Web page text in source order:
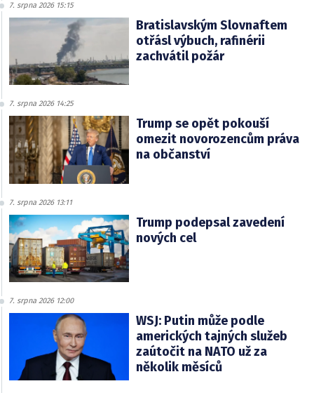
7. srpna 2026 15:15
Bratislavským Slovnaftem
otřásl výbuch, rafinérii
zachvátil požár
7. srpna 2026 14:25
Trump se opět pokouší
omezit novorozencům práva
na občanství
7. srpna 2026 13:11
Trump podepsal zavedení
nových cel
7. srpna 2026 12:00
WSJ: Putin může podle
amerických tajných služeb
zaútočit na NATO už za
několik měsíců